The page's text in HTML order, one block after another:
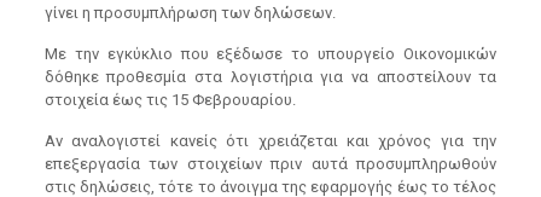
γίνει η προσυμπλήρωση των δηλώσεων.
Με την εγκύκλιο που εξέδωσε το υπουργείο Οικονομικών
δόθηκε προθεσμία στα λογιστήρια για να αποστείλουν τα
στοιχεία έως τις 15 Φεβρουαρίου.
Αν αναλογιστεί κανείς ότι χρειάζεται και χρόνος για την
επεξεργασία των στοιχείων πριν αυτά προσυμπληρωθούν
στις δηλώσεις, τότε το άνοιγμα της εφαρμογής έως το τέλος